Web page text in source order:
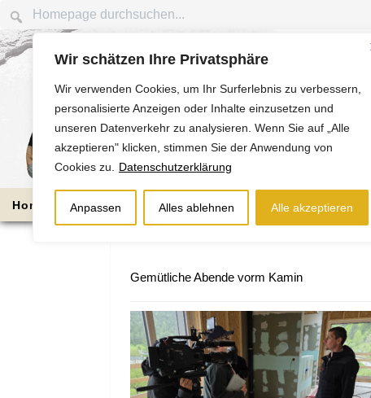
Wir schätzen Ihre Privatsphäre
Wir verwenden Cookies, um Ihr Surferlebnis zu verbessern,
personalisierte Anzeigen oder Inhalte einzusetzen und
unseren Datenverkehr zu analysieren. Wenn Sie auf „Alle
akzeptieren" klicken, stimmen Sie der Anwendung von
Cookies zu.
Datenschutzerklärung
Anpassen Alles ablehnen Alle akzeptieren
Home Die Nussbaums Bauabschnitte
Gemütliche Abende vorm Kamin